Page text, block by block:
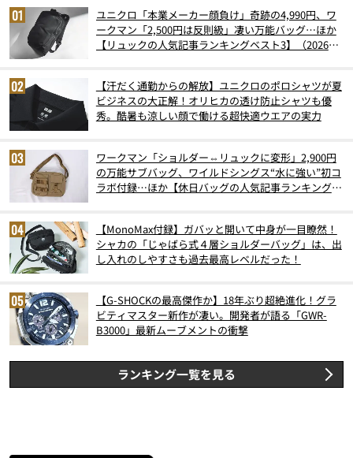
ユニクロ「本業メーカー顔負け」奇跡の4,990円、ワ
ークマン「2,500円は反則級」凄い万能バッグ…ほか
【リュックの人気記事ランキングベスト3】（2026年
【汗だく通勤からの解放】ユニクロのポロシャツが夏
ビジネスの大正解！オリヒカの透け防止シャツも優
秀。酷暑も涼しい顔で働ける超快適ウエアの実力
ワークマン「ショルダー⇔リュックに変形」2,900円
の万能サブバッグ、ワイルドシングス“水に強い”初コ
ラボ付録…ほか【休日バッグの人気記事ランキングベ
【MonoMax付録】ガバッと開いて中身が一目瞭然！
シャカの「じゃばら式４層ショルダーバッグ」は、出
し入れのしやすさも過去最高レベルだった！
【G-SHOCKの最高傑作か】18年ぶり超絶進化！グラ
ビティマスター新作が凄い。開発者が語る「GWR-
B3000」最新ムーブメントの衝撃
ランキング一覧を見る